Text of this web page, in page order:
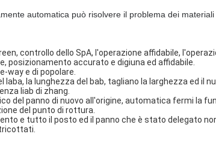
automatica può risolvere il problema dei
controllo dello SpA, l'operazione affidabile,
posizionamento accurato e digiuna ed affidabile.
way e di popolare.
laba, la lunghezza del bab, tagliano la larghezza ed il
liab di zhang.
del panno di nuovo all'origine, automatica fermi la
del punto di rottura.
e tutto il posto ed il panno che è stato delegato